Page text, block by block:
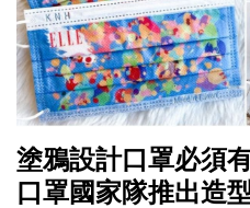
塗鴉設計口罩必須
口罩國家隊推出造